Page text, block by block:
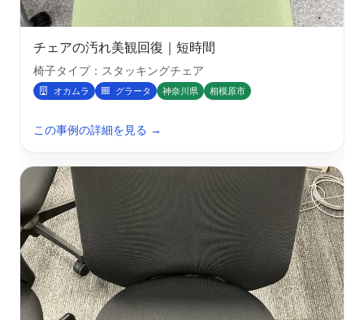
チェアの汚れ美観回復｜短時間
椅子タイプ：スタッキングチェア
オカムラ グラータ 神奈川県 相模原市
この事例の詳細を見る →